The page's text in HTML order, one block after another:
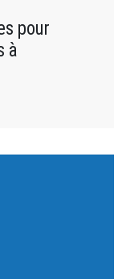
pour
à